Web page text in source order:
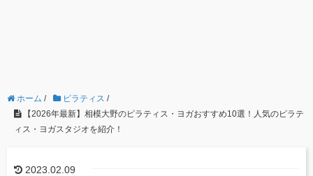
ホーム / ピラティス /
【2026年最新】相模大野のピラティス・ヨガおすすめ10選！人気のピラテ
ィス・ヨガスタジオを紹介！
2023.02.09